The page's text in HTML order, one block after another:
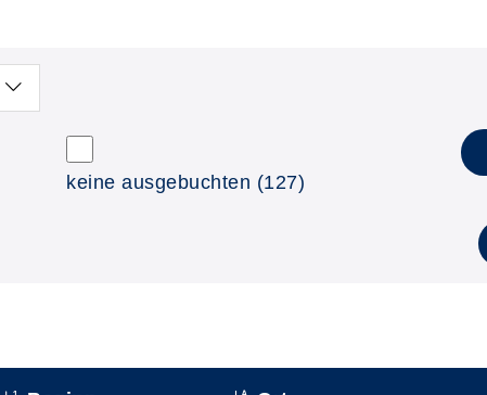
keine ausgebuchten (127)